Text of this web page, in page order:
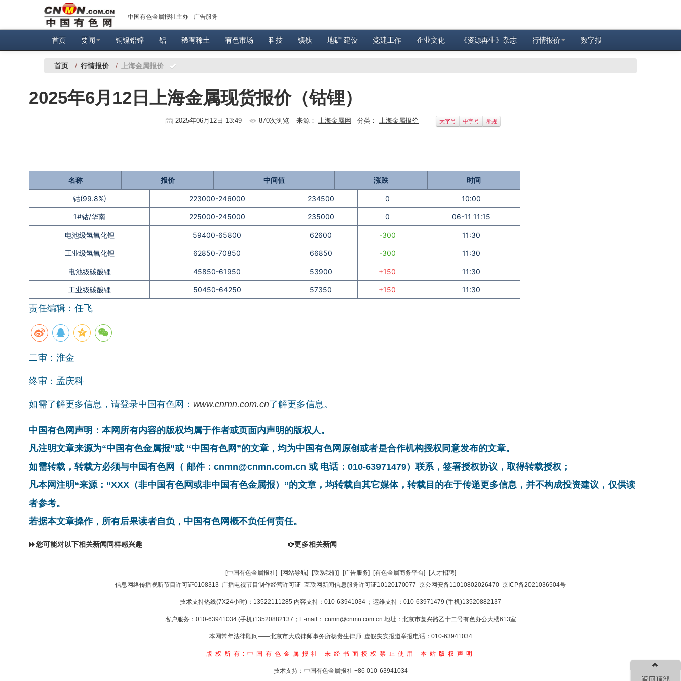
中国有色金属报社主办 广告服务
首页 要闻 铜镍铅锌 铝 稀有稀土 有色市场 科技 镁钛 地矿 建设 党建工作 企业文化 《资源再生》杂志 行情报价 数字报
首页 / 行情报价 / 上海金属报价
2025年6月12日上海金属现货报价（钴锂）
2025年06月12日 13:49 870次浏览 来源： 上海金属网 分类： 上海金属报价 大字号 中字号 常规
名称 报价 中间值 涨跌 时间
钴(99.8%) 223000-246000 234500 0 10:00
1#钴/华南 225000-245000 235000 0 06-11 11:15
电池级氢氧化锂 59400-65800 62600 -300 11:30
工业级氢氧化锂 62850-70850 66850 -300 11:30
电池级碳酸锂 45850-61950 53900 +150 11:30
工业级碳酸锂 50450-64250 57350 +150 11:30
责任编辑：任飞
二审：淮金
终审：孟庆科
如需了解更多信息，请登录中国有色网： www.cnmn.com.cn了解更多信息。
中国有色网声明：本网所有内容的版权均属于作者或页面内声明的版权人。
凡注明文章来源为“中国有色金属报”或 “中国有色网”的文章，均为中国有色网原创或者是合作机构授权同意发布的文章。
如需转载，转载方必须与中国有色网（ 邮件：cnmn@cnmn.com.cn 或 电话：010-63971479）联系，签署授权协议，取得转载授权；
凡本网注明“来源：“XXX（非中国有色网或非中国有色金属报）”的文章，均转载自其它媒体，转载目的在于传递更多信息，并不构成投资建议，仅供读
者参考。
若据本文章操作，所有后果读者自负，中国有色网概不负任何责任。
您可能对以下相关新闻同样感兴趣 更多相关新闻
[中国有色金属报社]- [网站导航]- [联系我们]- [广告服务]- [有色金属商务平台]- [人才招聘]
信息网络传播视听节目许可证0108313 广播电视节目制作经营许可证 互联网新闻信息服务许可证10120170077 京公网安备11010802026470 京ICP备2021036504号
技术支持热线(7X24小时)：13522111285 内容支持：010-63941034 ；运维支持：010-63971479 (手机)13520882137
客户服务：010-63941034 (手机)13520882137；E-mail： cnmn@cnmn.com.cn 地址：北京市复兴路乙十二号有色办公大楼613室
本网常年法律顾问——北京市大成律师事务所杨贵生律师 虚假失实报道举报电话：010-63941034
版权所有:中国有色金属报社 未经书面授权禁止使用 本站版权声明
技术支持：中国有色金属报社 +86-010-63941034